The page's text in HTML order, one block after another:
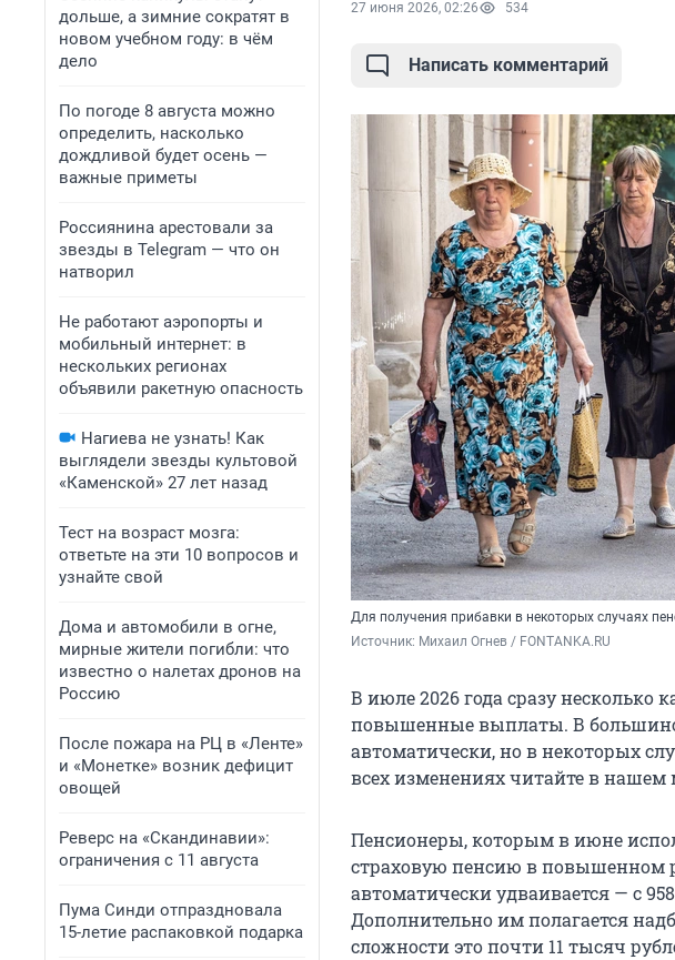
дольше, а зимние сократят в
новом учебном году: в чём
дело
По погоде 8 августа можно
определить, насколько
дождливой будет осень —
важные приметы
Россиянина арестовали за
звезды в Telegram — что он
натворил
Не работают аэропорты и
мобильный интернет: в
нескольких регионах
объявили ракетную опасность
Нагиева не узнать! Как
выглядели звезды культовой
«Каменской» 27 лет назад
Тест на возраст мозга:
ответьте на эти 10 вопросов и
узнайте свой
Дома и автомобили в огне,
мирные жители погибли: что
известно о налетах дронов на
Россию
После пожара на РЦ в «Ленте»
и «Монетке» возник дефицит
овощей
Реверс на «Скандинавии»:
ограничения с 11 августа
Пума Синди отпраздновала
15-летие распаковкой подарка
27 июня 2026, 02:26 534
Написать комментарий
Для получения прибавки в некоторых случаях
Источник: Михаил Огнев / FONTANKA.RU
В июле 2026 года сразу несколько
повышенные выплаты. В
автоматически, но в некоторых
всех изменениях читайте в нашем
Пенсионеры, которым в июне
страховую пенсию в повышенном
автоматически удваивается — с
Дополнительно им полагается
сложности это почти 11 тысяч